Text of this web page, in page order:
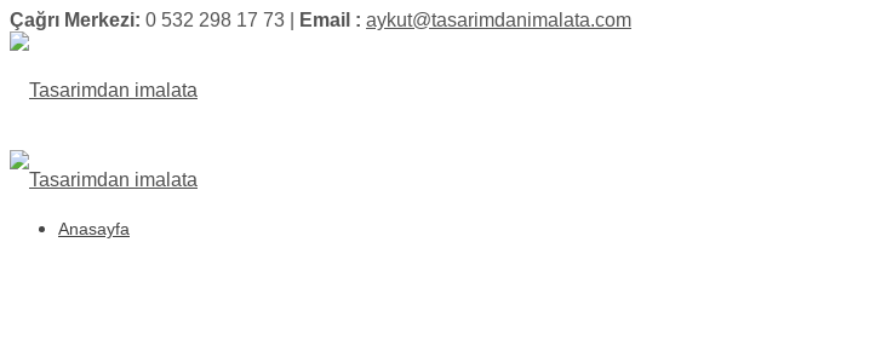
Çağrı Merkezi: 0 532 298 17 73 | Email : aykut@tasarimdanimalata.com
Anasayfa